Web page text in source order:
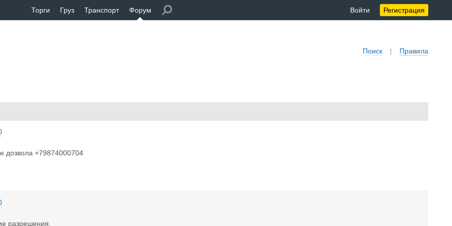
Торги Груз Транспорт Форум Войти Регистрация
Поиск | Правила
дозвола +79874000704
разрешения.